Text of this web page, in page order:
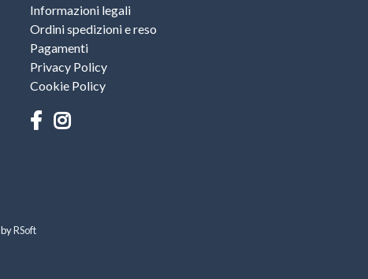
Informazioni legali
Ordini spedizioni e reso
Pagamenti
Privacy Policy
Cookie Policy
byRSoft